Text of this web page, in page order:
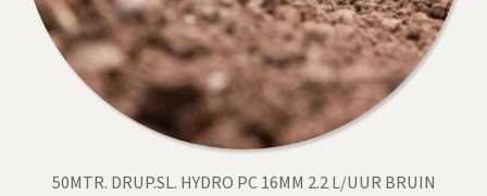
50MTR. DRUP.SL. HYDRO PC 16MM 2.2 L/UUR BRUIN